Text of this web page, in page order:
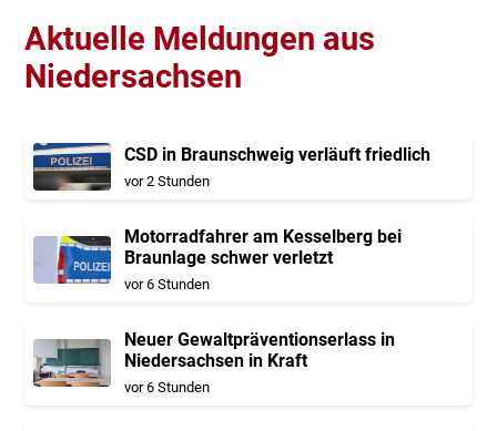
Aktuelle Meldungen aus
Niedersachsen
CSD in Braunschweig verläuft friedlich
vor 2 Stunden
Motorradfahrer am Kesselberg bei
Braunlage schwer verletzt
vor 6 Stunden
Neuer Gewaltpräventionserlass in
Niedersachsen in Kraft
vor 6 Stunden